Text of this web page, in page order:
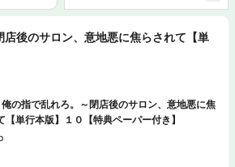
店後のサロン、意地悪に焦らされて【単
俺の指で乱れろ。～閉店後のサロン、意地悪に焦
【単行本版】１０【特典ペーパー付き】